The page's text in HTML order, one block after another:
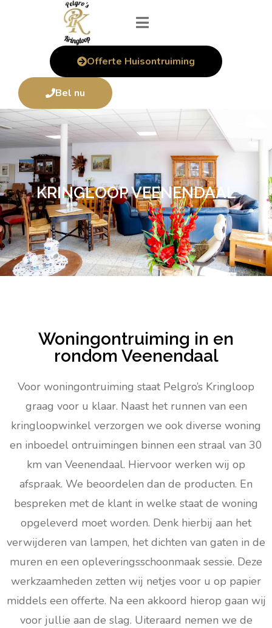
Offerte Huisontruiming
Bel nu
KRINGLOOP VEENENDAAL
Woningontruiming in en
rondom Veenendaal
Voor woningontruiming staat Pelgro’s Kringloop
graag voor u klaar. Naast het runnen van een
kringloopwinkel verzorgen we ook diverse woning
en inboedel ontruimingen binnen een straal van 30
km van Veenendaal. Hiervoor werken wij op
afspraak. We beoordelen dan de producten. En
bespreken met de klant in welke staat de woning
opgeleverd moet worden. Denk hierbij aan het
verwijderen van lampen, het dichten van gaten in de
muren en een opleveringsschoonmaak sessie. Deze
werkzaamheden zetten wij netjes voor u op papier
middels een offerte. Na een akkoord hierop gaan wij
voor jullie aan de slag. Uiteraard nemen we de